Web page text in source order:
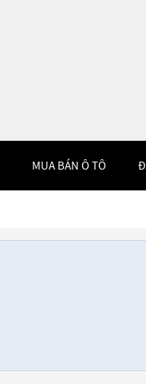
MUA BÁN Ô TÔ